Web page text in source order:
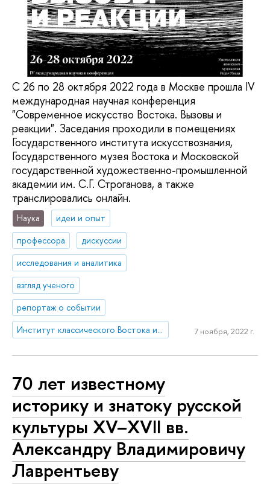
С 26 по 28 октября 2022 года в Москве прошла IV
международная научная конференция
"Современное искусство Востока. Вызовы и
реакции". Заседания проходили в помещениях
Государственного института искусствознания,
Государственного музея Востока и Московской
государственной художественно-промышленной
академии им. С.Г. Строганова, а также
транслировались онлайн.
Наука
идеи и опыт
профессора
дискуссии
исследования и аналитика
взгляд ученого
репортаж о событии
Институт классического Востока и античности
7 ноября, 2022 г.
70 лет известному
историку и знатоку русской
культуры XV–XVII вв.
Александру Владимировичу
Лаврентьеву